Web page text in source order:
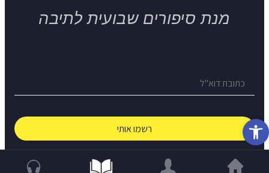
פתח סרגל נגישות
מנת סיפורים שבועית לתיבה